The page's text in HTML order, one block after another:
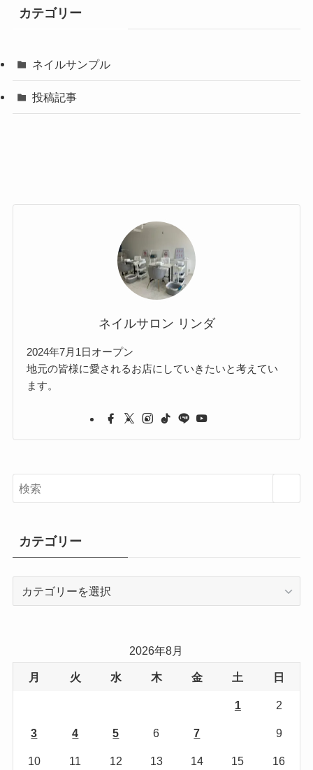
カテゴリー
ネイルサンプル
投稿記事
ネイルサロン リンダ
2024年7月1日オープン
地元の皆様に愛されるお店にしていきたいと考えてい
ます。
カテゴリー
2026年8月
月 火 水 木 金 土 日
1 2
3 4 5 6 7 9
10 11 12 13 14 15 16